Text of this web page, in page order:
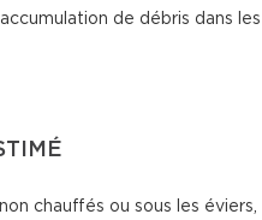
de débris dans les
chauffés ou sous les éviers,